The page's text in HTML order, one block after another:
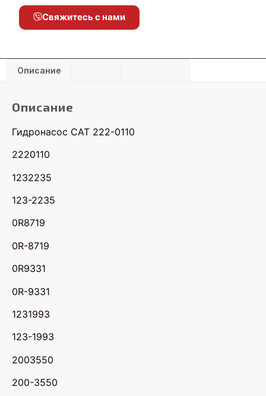
Свяжитесь с нами
Описание
Описание
Гидронасос CAT 222-0110
2220110
1232235
123-2235
0R8719
0R-8719
0R9331
0R-9331
1231993
123-1993
2003550
200-3550